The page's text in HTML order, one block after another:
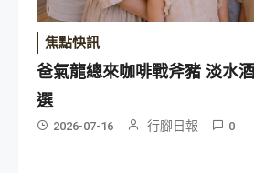
焦點快訊
爸氣龍總來咖啡戰斧豬 淡水
選
2026-07-16 行腳日報 0